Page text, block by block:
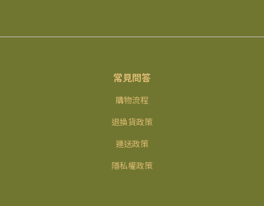
常見問答
購物流程
退換貨政策
運送政策
隱私權政策